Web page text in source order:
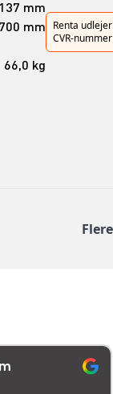
137 mm
700 mm
66,0 kg
Renta
CVR-